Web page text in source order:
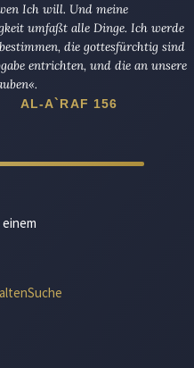
Ich will. Und meine
umfaßt alle Dinge. Ich werde
die gottesfürchtig sind
entrichten, und die an unsere
AL-A`RAF 156
Suche